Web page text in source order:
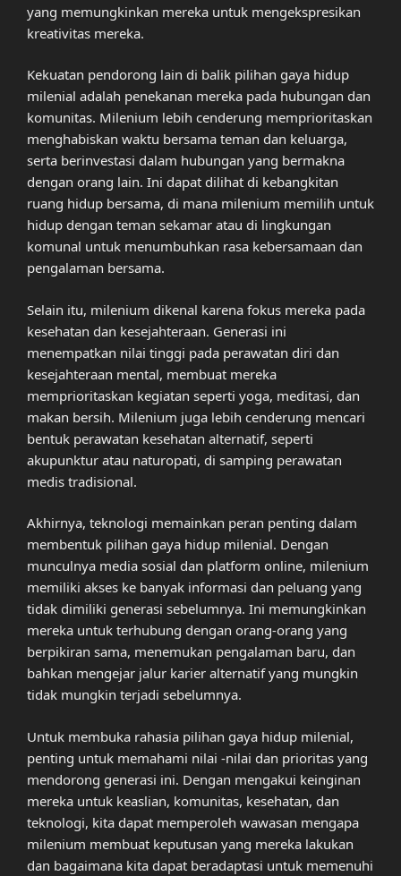
yang memungkinkan mereka untuk mengekspresikan
kreativitas mereka.
Kekuatan pendorong lain di balik pilihan gaya hidup
milenial adalah penekanan mereka pada hubungan dan
komunitas. Milenium lebih cenderung memprioritaskan
menghabiskan waktu bersama teman dan keluarga,
serta berinvestasi dalam hubungan yang bermakna
dengan orang lain. Ini dapat dilihat di kebangkitan
ruang hidup bersama, di mana milenium memilih untuk
hidup dengan teman sekamar atau di lingkungan
komunal untuk menumbuhkan rasa kebersamaan dan
pengalaman bersama.
Selain itu, milenium dikenal karena fokus mereka pada
kesehatan dan kesejahteraan. Generasi ini
menempatkan nilai tinggi pada perawatan diri dan
kesejahteraan mental, membuat mereka
memprioritaskan kegiatan seperti yoga, meditasi, dan
makan bersih. Milenium juga lebih cenderung mencari
bentuk perawatan kesehatan alternatif, seperti
akupunktur atau naturopati, di samping perawatan
medis tradisional.
Akhirnya, teknologi memainkan peran penting dalam
membentuk pilihan gaya hidup milenial. Dengan
munculnya media sosial dan platform online, milenium
memiliki akses ke banyak informasi dan peluang yang
tidak dimiliki generasi sebelumnya. Ini memungkinkan
mereka untuk terhubung dengan orang-orang yang
berpikiran sama, menemukan pengalaman baru, dan
bahkan mengejar jalur karier alternatif yang mungkin
tidak mungkin terjadi sebelumnya.
Untuk membuka rahasia pilihan gaya hidup milenial,
penting untuk memahami nilai -nilai dan prioritas yang
mendorong generasi ini. Dengan mengakui keinginan
mereka untuk keaslian, komunitas, kesehatan, dan
teknologi, kita dapat memperoleh wawasan mengapa
milenium membuat keputusan yang mereka lakukan
dan bagaimana kita dapat beradaptasi untuk memenuhi